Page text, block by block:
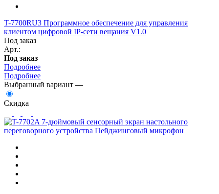
T-7700RU3 Программное обеспечение для управления
клиентом цифровой IP-сети вещания V1.0
Под заказ
Арт.:
Под заказ
Подробнее
Подробнее
Выбранный вариант —
Скидка